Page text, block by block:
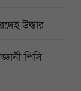
উদ্ধার
পিসি